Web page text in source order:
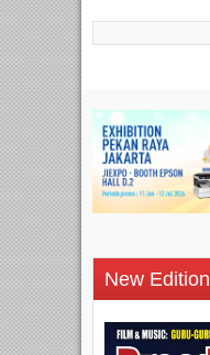
New Edition